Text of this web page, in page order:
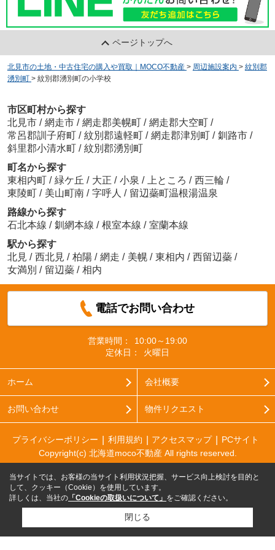
ページトップへ
北見市の土地・中古住宅の購入や買取｜MOCO不動産 > 周辺施設案内 > 紋別郡
湧別町 > 紋別郡湧別町の小学校
市区町村から探す
北見市 / 網走市 / 網走郡美幌町 / 網走郡大空町 /
常呂郡訓子府町 / 紋別郡遠軽町 / 網走郡津別町 / 釧路市 /
斜里郡小清水町 / 紋別郡湧別町
町名から探す
東相内町 / 緑ケ丘 / 大正 / 小泉 / 上ところ / 西三輪 /
東陵町 / 美山町南 / 字呼人 / 留辺蘂町温根湯温泉
路線から探す
石北本線 / 釧網本線 / 根室本線 / 室蘭本線
駅から探す
北見 / 西北見 / 柏陽 / 網走 / 美幌 / 東相内 / 西留辺蘂 /
女満別 / 留辺蘂 / 相内
電話でお問い合わせ
営業時間：
10:00～19:00
定休日：
火曜日
ホーム 会社概要
お問い合わせ 物件リクエスト
プライバシーポリシー 利用規約 アクセスマップ
PCサイト
Copyright(c) 北海道moco不動産 All rights reserved.
当サイトでは、お客様の当サイト利用状況把握、サービス向上検討を目的と
して、クッキー（Cookie）を使用しています。
詳しくは、当社の 「Cookieの取扱いについて」 をご確認ください。
閉じる